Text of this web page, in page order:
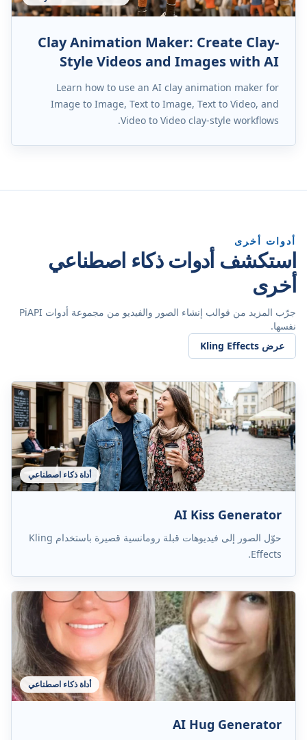
Clay Animation Maker: Create Clay-
Style Videos and Images with AI
Learn how to use an AI clay animation maker for
Image to Image, Text to Image, Text to Video, and
Video to Video clay-style workflows.
أدوات أخرى
استكشف أدوات ذكاء اصطناعي
أخرى
جرّب المزيد من قوالب إنشاء الصور والفيديو من مجموعة أدوات PiAPI
نفسها.
عرض Kling Effects
أداة ذكاء اصطناعي
AI Kiss Generator
حوّل الصور إلى فيديوهات قبلة رومانسية قصيرة باستخدام Kling
Effects.
أداة ذكاء اصطناعي
AI Hug Generator